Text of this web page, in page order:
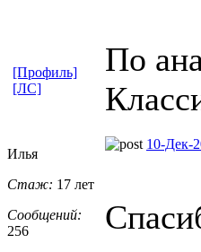
По
[Профиль]
[ЛС]
Илья
Стаж: 17 лет
Сообщений:
256
10-Дек-